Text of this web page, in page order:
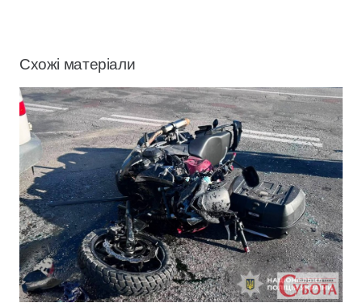
Схожі матеріали